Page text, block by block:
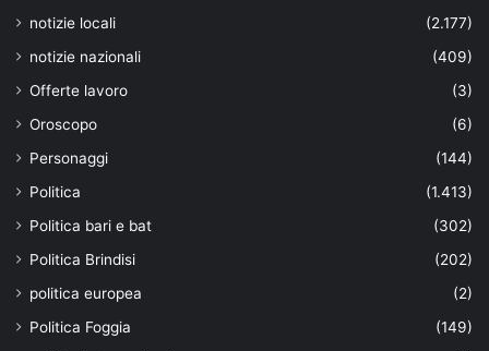
notizie locali
(2.177)
notizie nazionali
(409)
Offerte lavoro
(3)
Oroscopo
(6)
Personaggi
(144)
Politica
(1.413)
Politica bari e bat
(302)
Politica Brindisi
(202)
politica europea
(2)
Politica Foggia
(149)